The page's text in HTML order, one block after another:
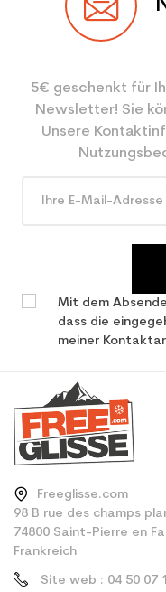
Benutzer
Farbe
CO2-Einsparungen
den Planeten (in kg)
5€ geschenkt für
Newsletter! Sie
Unsere
Mit dem
dass die
meiner
Freeglisse.com
98 B rue des champs
74800 Saint-Pierre en
Frankreich
Site web : 04 50 07